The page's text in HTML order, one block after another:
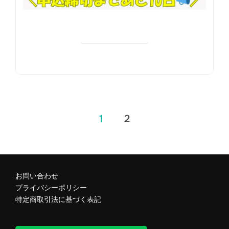
稿
の
1 2
お問い合わせ
プライバシーポリシー
特定商取引法に基づく表記